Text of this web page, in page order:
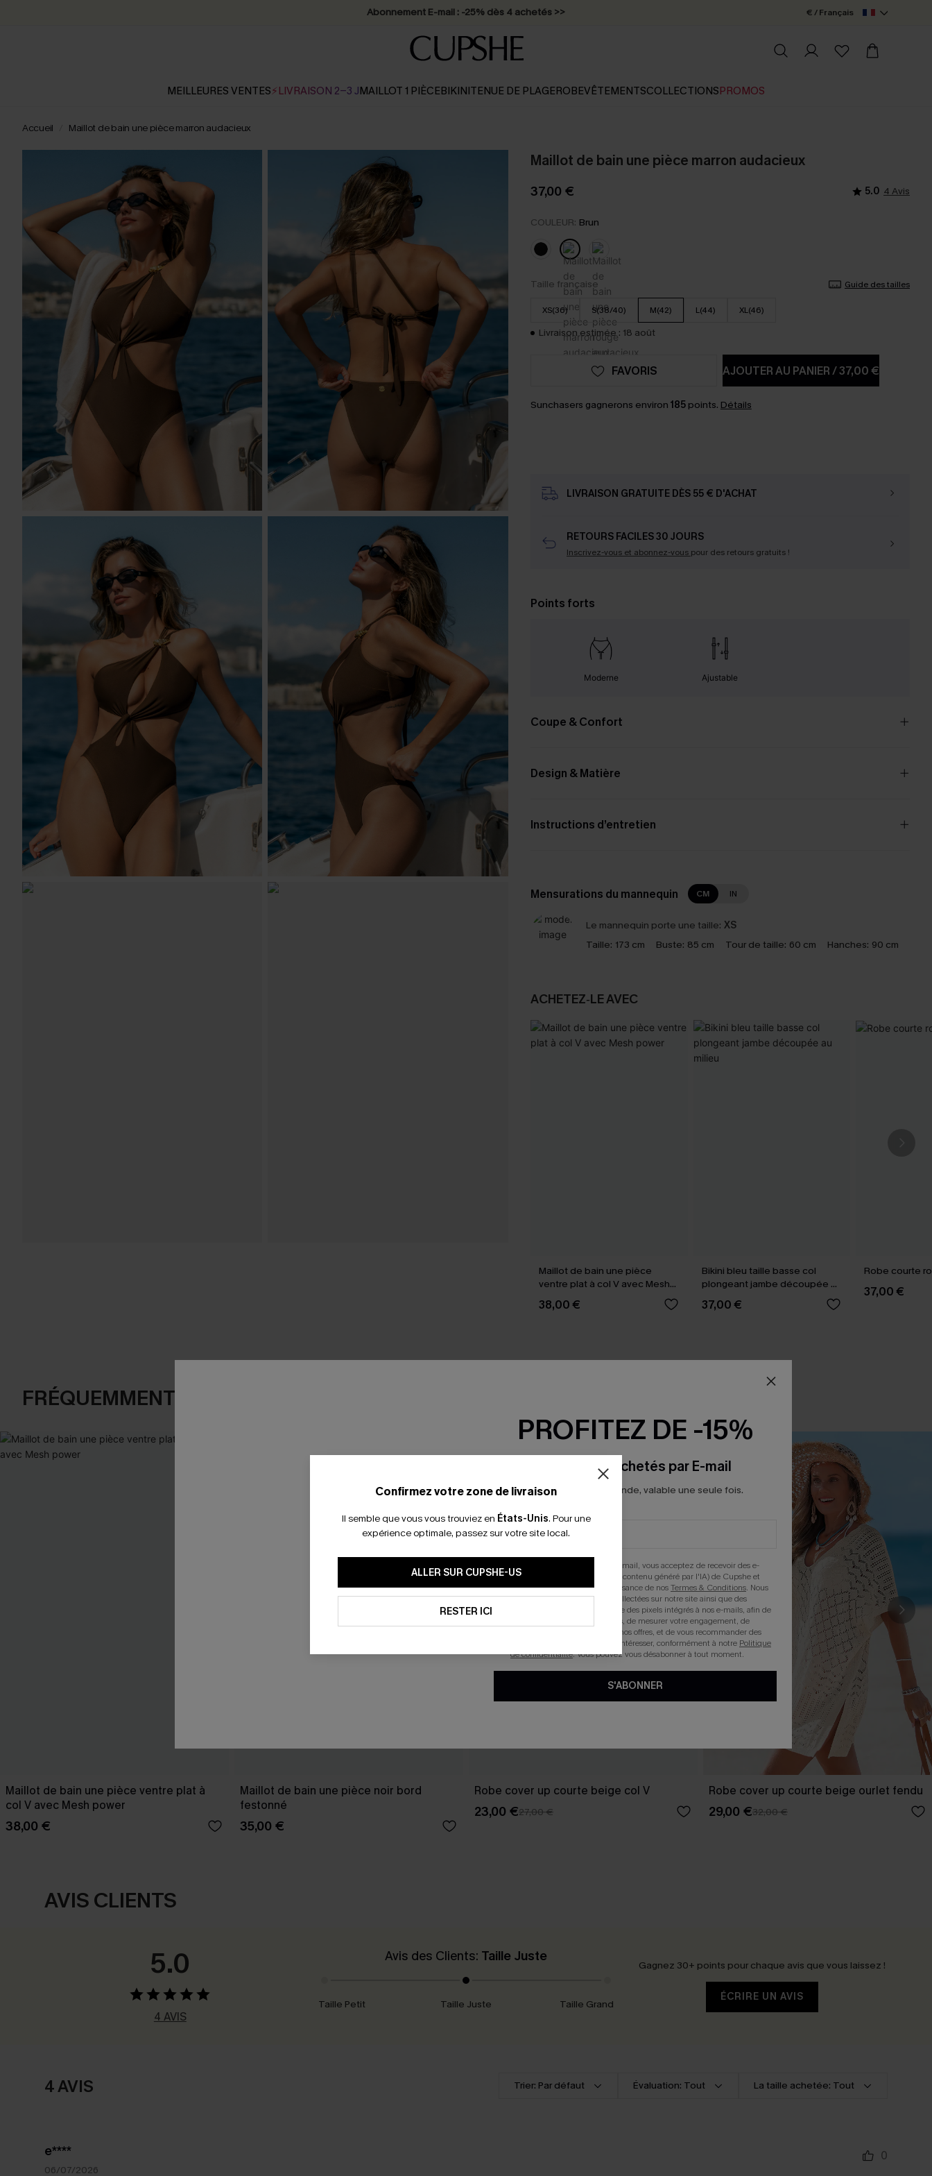
* Livraison éclair 2-3 jours ouvrés >> € / Français
MEILLEURES VENTES⚡LIVRAISON 2-3 JMAILLOT 1 PIÈCEBIKINITENUE DE PLAGEROBEVÊTEMENTSCOLLECTIONSPROMOS
Accueil Maillot de bain une pièce marron audacieux
Maillot de bain une pièce marron audacieux
37,00 € 5.0 4 Avis
COULEUR: Brun
Taille française Guide des tailles
XS(36) S(38/40) M(42) L(44) XL(46)
Livraison estimée : 18 août
AJOUTER AU PANIER/37,00 €
FAVORIS
Sunchasers gagnerons environ 185points. Détails
LIVRAISON GRATUITE DÈS 55 € D'ACHAT
RETOURS FACILES 30 JOURS
Inscrivez-vous et abonnez-vous pour des retours gratuits !
Points forts
Moderne Ajustable
Coupe & Confort
Design & Matière
Instructions d’entretien
Mensurations du mannequin CM IN
Le mannequin porte une taille: XS
Taille: 173 cm Buste: 85 cm Tour de taille: 60 cm Hanches: 90 cm
ACHETEZ‑LE AVEC
Maillot de bain une pièce
ventre plat à col V avec Mesh
power
38,00 €
Bikini bleu taille basse col
plongeant jambe découpée au
milieu
37,00 €
Robe courte
37,00 €
FRÉQUEMMENT ACHETÉS ENSEMBLE
Maillot de bain une pièce ventre plat à
col V avec Mesh power
38,00 €
Maillot de bain une pièce noir bord
festonné
35,00 €
Robe cover up courte beige col V
23,00 €27,00 €
Robe cover up courte beige ourlet fendu
29,00 €32,00 €
AVIS CLIENTS
5.0
4 AVIS
Avis des Clients: Taille Juste
Taille Petit Taille Juste Taille Grand
Gagnez 30+ points pour chaque avis que vous laissez !
ÉCRIRE UN AVIS
4 AVIS Trier: Par défaut Évaluation: Tout La taille achetée: Tout
e****
06/07/2026
0
Confirmez votre zone de livraison
Il semble que vous vous trouviez en États-Unis. Pour une
expérience optimale, passez sur votre site local.
ALLER SUR CUPSHE-US
RESTER ICI
PROFITEZ DE -15%
-15% dès 2 Achetés par E-mail
*Un code par commande, valable une seule fois.
En soumettant votre adresse e-mail, vous acceptez de recevoir des e-
mails marketing (y compris du contenu généré par l'IA) de Cupshe et
reconnaissez avoir pris connaissance de nosTermes & Conditions. Nous
pouvons utiliser les données collectées sur notre site ainsi que des
technologies de suivi, telles que des pixels intégrés à nos e-mails, afin de
savoir si ceux-ci ont été ouverts, de mesurer votre engagement, de
personnaliser nos contenus et nos offres, et de vous recommander des
produits susceptibles de vous intéresser, conformément à notre Politique
de confidentialité. Vous pouvez vous désabonner à tout moment.
S'ABONNER